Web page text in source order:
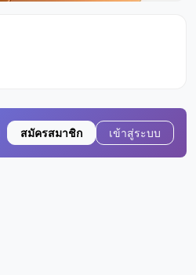
สมัครสมาชิก เข้าสู่ระบบ